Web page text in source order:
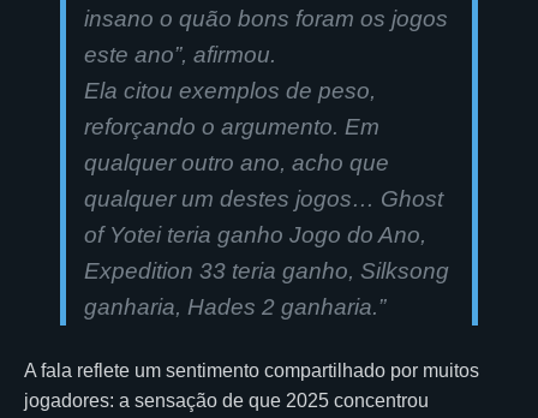
insano o quão bons foram os jogos
este ano”, afirmou.
Ela citou exemplos de peso,
reforçando o argumento. Em
qualquer outro ano, acho que
qualquer um destes jogos… Ghost
of Yotei teria ganho Jogo do Ano,
Expedition 33 teria ganho, Silksong
ganharia, Hades 2 ganharia.”
A fala reflete um sentimento compartilhado por muitos
jogadores: a sensação de que 2025 concentrou